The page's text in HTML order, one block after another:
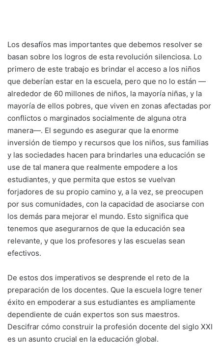
Los desafíos mas importantes que debemos resolver se
basan sobre los logros de esta revolución silenciosa. Lo
primero de este trabajo es brindar el acceso a los niños
que deberían estar en la escuela, pero que no lo están —
alrededor de 60 millones de niños, la mayoría niñas, y la
mayoría de ellos pobres, que viven en zonas afectadas por
conflictos o marginados socialmente de alguna otra
manera—. El segundo es asegurar que la enorme
inversión de tiempo y recursos que los niños, sus familias
y las sociedades hacen para brindarles una educación se
use de tal manera que realmente empodere a los
estudiantes, y que permita que estos se vuelvan
forjadores de su propio camino y, a la vez, se preocupen
por sus comunidades, con la capacidad de asociarse con
los demás para mejorar el mundo. Esto significa que
tenemos que asegurarnos de que la educación sea
relevante, y que los profesores y las escuelas sean
efectivos.
De estos dos imperativos se desprende el reto de la
preparación de los docentes. Que la escuela logre tener
éxito en empoderar a sus estudiantes es ampliamente
dependiente de cuán expertos son sus maestros.
Descifrar cómo construir la profesión docente del siglo XXI
es un asunto crucial en la educación global.